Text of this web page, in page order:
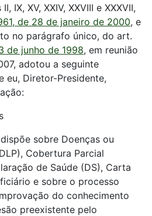
IX, XV, XXIV, XXVIII e XXXVII,
de 28 de janeiro de 2000, e
no parágrafo único, do art.
de junho de 1998, em reunião
adotou a seguinte
eu, Diretor-Presidente,
sobre Doenças ou
Cobertura Parcial
de Saúde (DS), Carta
e sobre o processo
do conhecimento
preexistente pelo